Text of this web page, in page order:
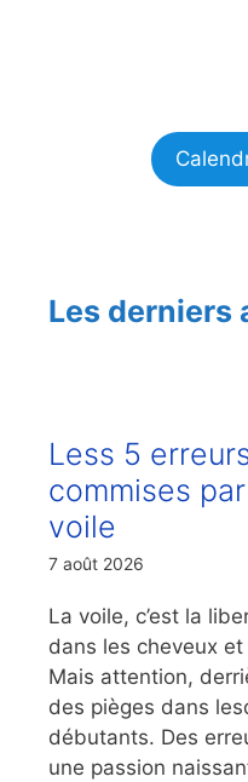
Les derniers
Less 5
commises
voile
7 août 2026
La voile, c’est la
dans les cheveux
Mais attention,
des pièges dans
débutants. Des
une passion